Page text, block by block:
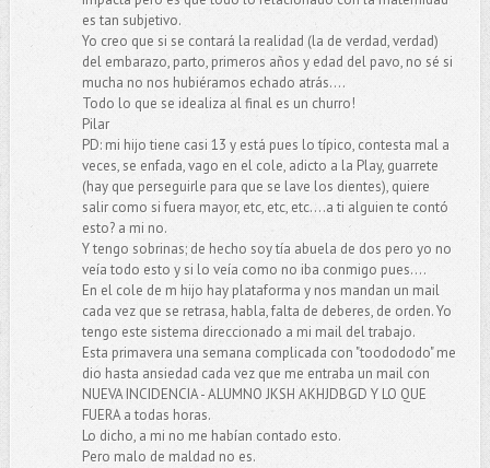
es tan subjetivo.
Yo creo que si se contará la realidad (la de verdad, verdad)
del embarazo, parto, primeros años y edad del pavo, no sé si
mucha no nos hubiéramos echado atrás....
Todo lo que se idealiza al final es un churro!
Pilar
PD: mi hijo tiene casi 13 y está pues lo típico, contesta mal a
veces, se enfada, vago en el cole, adicto a la Play, guarrete
(hay que perseguirle para que se lave los dientes), quiere
salir como si fuera mayor, etc, etc, etc....a ti alguien te contó
esto? a mi no.
Y tengo sobrinas; de hecho soy tía abuela de dos pero yo no
veía todo esto y si lo veía como no iba conmigo pues....
En el cole de m hijo hay plataforma y nos mandan un mail
cada vez que se retrasa, habla, falta de deberes, de orden. Yo
tengo este sistema direccionado a mi mail del trabajo.
Esta primavera una semana complicada con "toodododo" me
dio hasta ansiedad cada vez que me entraba un mail con
NUEVA INCIDENCIA - ALUMNO JKSH AKHJDBGD Y LO QUE
FUERA a todas horas.
Lo dicho, a mi no me habían contado esto.
Pero malo de maldad no es.